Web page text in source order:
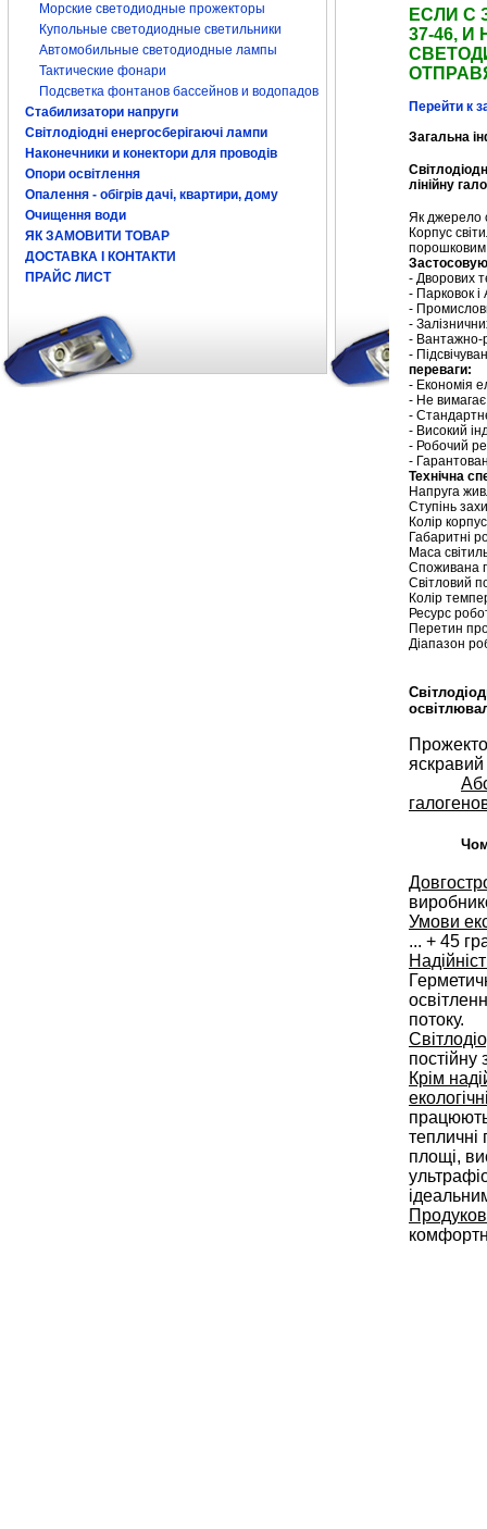
Морские светодиодные прожекторы
Купольные светодиодные светильники
Автомобильные светодиодные лампы
Тактические фонари
Подсветка фонтанов бассейнов и водопадов
Стабилизатори напруги
Світлодіодні енергосберігаючі лампи
Наконечники и конектори для проводів
Опори освітлення
Опалення - обігрів дачі, квартири, дому
Очищення води
ЯК ЗАМОВИТИ ТОВАР
ДОСТАВКА І КОНТАКТИ
ПРАЙС ЛИСТ
ЕСЛИ С
37-46,
Перейти к
Загальна
лінійну
Як джерело
Корпус
- Дворових
- Парковок
-
-
- Вантажно-
-
переваги:
- Економія
- Не
-
- Високий
- Робочий
-
Технічна
Напруга
Ступінь
Колір
Габаритні
Маса
Споживана
Світловий
Колір
Ресурс
Перетин
Діапазон
яскравий
Умови
... + 45
потоку.
постійну
Крім
тепличні
площі,
Продук